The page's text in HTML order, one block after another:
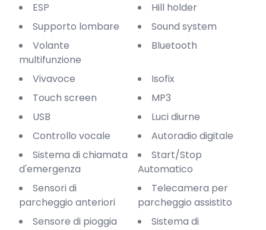
ESP
Hill holder
Supporto lombare
Sound system
Volante
multifunzione
Bluetooth
Vivavoce
Isofix
Touch screen
MP3
USB
Luci diurne
Controllo vocale
Autoradio digitale
Sistema di chiamata
d'emergenza
Start/Stop
Automatico
Sensori di
parcheggio anteriori
Telecamera per
parcheggio assistito
Sensore di pioggia
Sistema di